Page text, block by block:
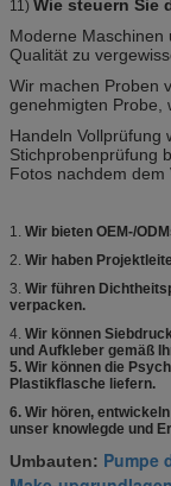
11) Wie steuern Sie
Moderne Maschinen
Qualität zu
Wir machen Proben
genehmigten Probe,
Handeln Vollprüfung
Stichprobenprüfung
Fotos nachdem dem
1. Wir bieten OEM-/
2. Wir haben
3. Wir führen
verpacken.
4. Wir können
und Aufkleber gemäß
5. Wir können die
Plastikflasche liefern.
6. Wir hören,
unser knowlegde und
Umbauten: Pumpe